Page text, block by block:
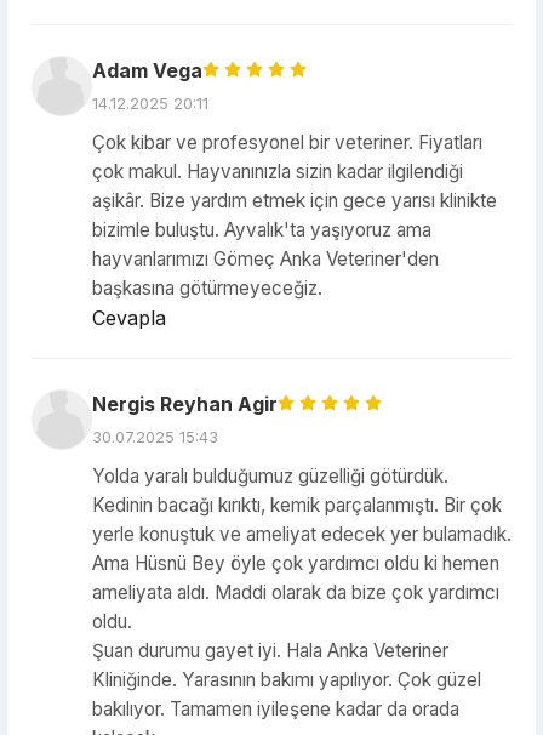
Adam Vega
14.12.2025 20:11
​Çok kibar ve profesyonel bir veteriner. Fiyatları
çok makul. Hayvanınızla sizin kadar ilgilendiği
aşikâr. Bize yardım etmek için gece yarısı klinikte
bizimle buluştu. Ayvalık'ta yaşıyoruz ama
hayvanlarımızı Gömeç Anka Veteriner'den
başkasına götürmeyeceğiz.
Cevapla
Nergis Reyhan Agir
30.07.2025 15:43
Yolda yaralı bulduğumuz güzelliği götürdük.
Kedinin bacağı kırıktı, kemik parçalanmıştı. Bir çok
yerle konuştuk ve ameliyat edecek yer bulamadık.
Ama Hüsnü Bey öyle çok yardımcı oldu ki hemen
ameliyata aldı. Maddi olarak da bize çok yardımcı
oldu.
Şuan durumu gayet iyi. Hala Anka Veteriner
Kliniğinde. Yarasının bakımı yapılıyor. Çok güzel
bakılıyor. Tamamen iyileşene kadar da orada